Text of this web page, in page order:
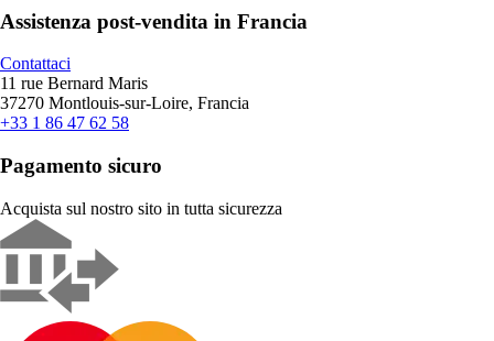
Assistenza post-vendita in Francia
Contattaci
11 rue Bernard Maris
37270 Montlouis-sur-Loire, Francia
+33 1 86 47 62 58
Pagamento sicuro
Acquista sul nostro sito in tutta sicurezza